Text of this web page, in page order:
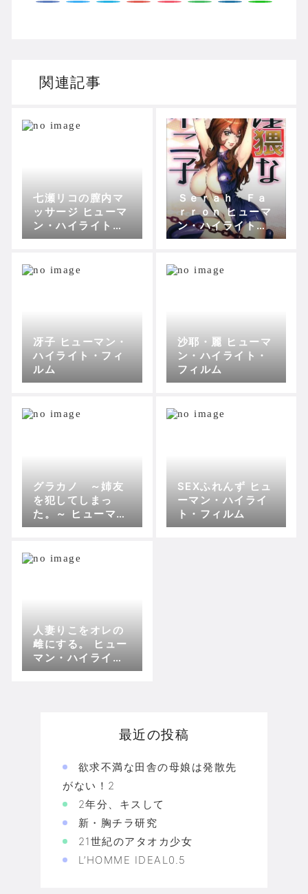
関連記事
七瀬リコの膣内マ
ッサージ ヒューマ
ン・ハイライト・
フィルム
Ｓｅｒａｈ Ｆａ
ｒｒｏｎ ヒューマ
ン・ハイライト・
フィルム
冴子 ヒューマン・
ハイライト・フィ
ルム
沙耶・麗 ヒューマ
ン・ハイライト・
フィルム
グラカノ ～姉友
を犯してしまっ
た。～ ヒューマ
ン・ハイライト・
SEXふれんず ヒュ
ーマン・ハイライ
ト・フィルム
人妻りこをオレの
雌にする。 ヒュー
マン・ハイライ
ト・フィルム
最近の投稿
欲求不満な田舎の母娘は発散先
がない！2
2年分、キスして
新・胸チラ研究
21世紀のアタオカ少女
L’HOMME IDEAL0.5